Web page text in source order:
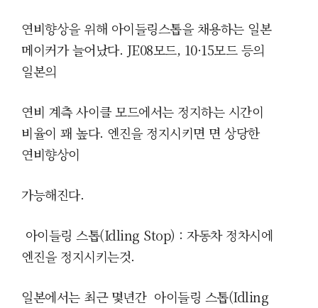
연비향상을 위해 아이들링스톱을 채용하는 일본
메이커가 늘어났다. JE08모드, 10·15모드 등의
일본의
연비 계측사이클 모드에서는 정지하는 시간이
비율이 꽤 높다. 엔진을 정지시키면 면 상당한
연비향상이
가능해진다.
아이들링 스톱(Idling Stop) : 자동차 정차시에
엔진을 정지시키는것.
일본에서는 최근 몇년간 아이들링 스톱(Idling